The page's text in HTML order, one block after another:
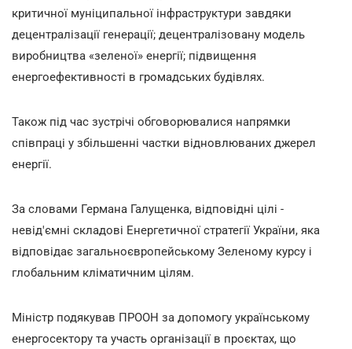
критичної муніципальної інфраструктури завдяки
децентралізації генерації; децентралізовану модель
виробництва «зеленої» енергії; підвищення
енергоефективності в громадських будівлях.
Також під час зустрічі обговорювалися напрямки
співпраці у збільшенні частки відновлюваних джерел
енергії.
За словами Германа Галущенка, відповідні цілі -
невід'ємні складові Енергетичної стратегії України, яка
відповідає загальноєвропейському Зеленому курсу і
глобальним кліматичним цілям.
Міністр подякував ПРООН за допомогу українському
енергосектору та участь організації в проєктах, що